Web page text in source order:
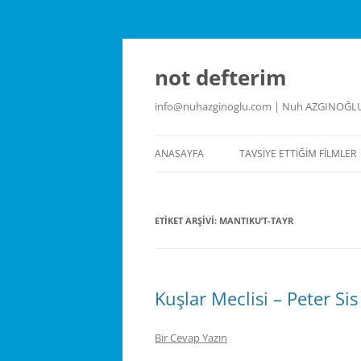
İçeriğe
not defterim
info@nuhazginoglu.com | Nuh
ANASAYFA TAVSIYE ETTIĞIM FILMLER
ETIKET ARŞIVI: MANTIKU’T-TAYR
Kuşlar Meclisi – Peter Sis
Bir Cevap Yazın